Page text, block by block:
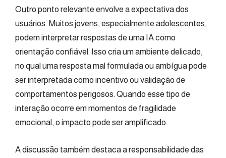
Outro ponto relevante envolve a expectativa dos
usuários. Muitos jovens, especialmente adolescentes,
podem interpretar respostas de uma IA como
orientação confiável. Isso cria um ambiente delicado,
no qual uma resposta mal formulada ou ambígua pode
ser interpretada como incentivo ou validação de
comportamentos perigosos. Quando esse tipo de
interação ocorre em momentos de fragilidade
emocional, o impacto pode ser amplificado.
A discussão também destaca a responsabilidade das